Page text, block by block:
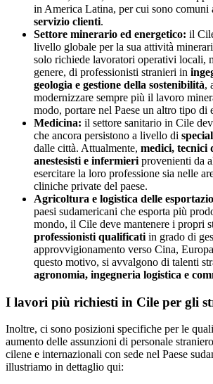
in America Latina, per cui sono comuni
servizio clienti.
Settore minerario ed energetico: il
livello globale per la sua attività
solo richiede lavoratori operativi locali,
genere, di professionisti stranieri in
geologia e gestione della sostenibilità,
modernizzare sempre più il lavoro
modo, portare nel Paese un altro tipo di
Medicina: il settore sanitario in Cile
che ancora persistono a livello di
dalle città. Attualmente, medici, tecnici
anestesisti e infermieri provenienti da
esercitare la loro professione sia nelle
cliniche private del paese.
Agricoltura e logistica delle
paesi sudamericani che esporta più
mondo, il Cile deve mantenere i propri
professionisti qualificati in grado di
approvvigionamento verso Cina,
questo motivo, si avvalgono di talenti
agronomia, ingegneria logistica e
I lavori più richiesti in Cile per gli
Inoltre, ci sono posizioni specifiche per le
aumento delle assunzioni di personale
cilene e internazionali con sede nel Paese
illustriamo in dettaglio qui: